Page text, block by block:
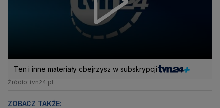
Ten i inne materiały obejrzysz w subskrypcji
Źródło: tvn24.pl
ZOBACZ TAKŻE: